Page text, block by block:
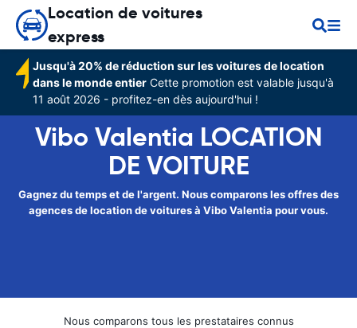
Location de voitures
express
Jusqu'à 20% de réduction sur les voitures de location
dans le monde entier Cette promotion est valable jusqu'à
11 août 2026 - profitez-en dès aujourd'hui !
Vibo Valentia LOCATION
DE VOITURE
Gagnez du temps et de l'argent. Nous comparons les offres des
agences de location de voitures à Vibo Valentia pour vous.
Nous comparons tous les prestataires connus